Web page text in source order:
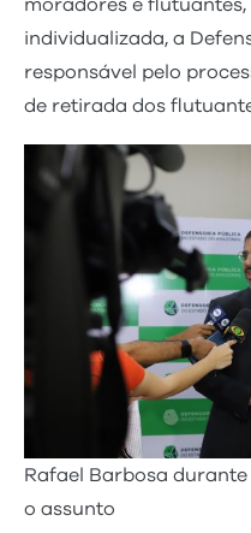
moradores e flutuantes,
individualizada, a
responsável pelo
de retirada dos
Rafael Barbosa
o assunto